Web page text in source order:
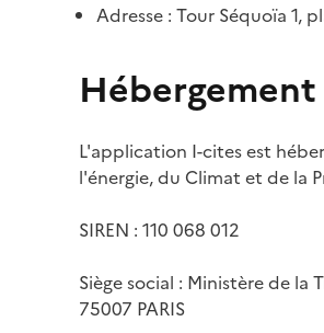
Adresse : Tour Séquoïa 1,
Hébergement
L'application I-cites est
l'énergie, du Climat et de la
SIREN : 110 068 012
Siège social : Ministère de
75007 PARIS